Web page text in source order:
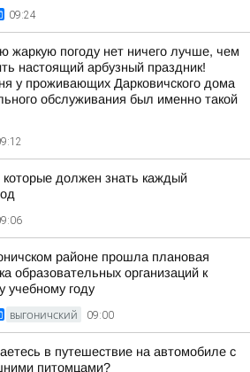
09:24
жаркую погоду нет ничего лучше, чем
настоящий арбузный праздник!
у проживающих Дарковичского дома
обслуживания был именно такой
которые должен знать каждый
районе прошла плановая
образовательных организаций к
учебному году
ВЫГОНИЧСКИЙ 09:00
в путешествие на автомобиле с
питомцами?